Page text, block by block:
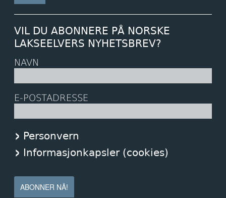
VIL DU ABONNERE PÅ NORSKE
LAKSEELVERS NYHETSBREV?
NAVN
E-POSTADRESSE
Personvern
Informasjonkapsler (cookies)